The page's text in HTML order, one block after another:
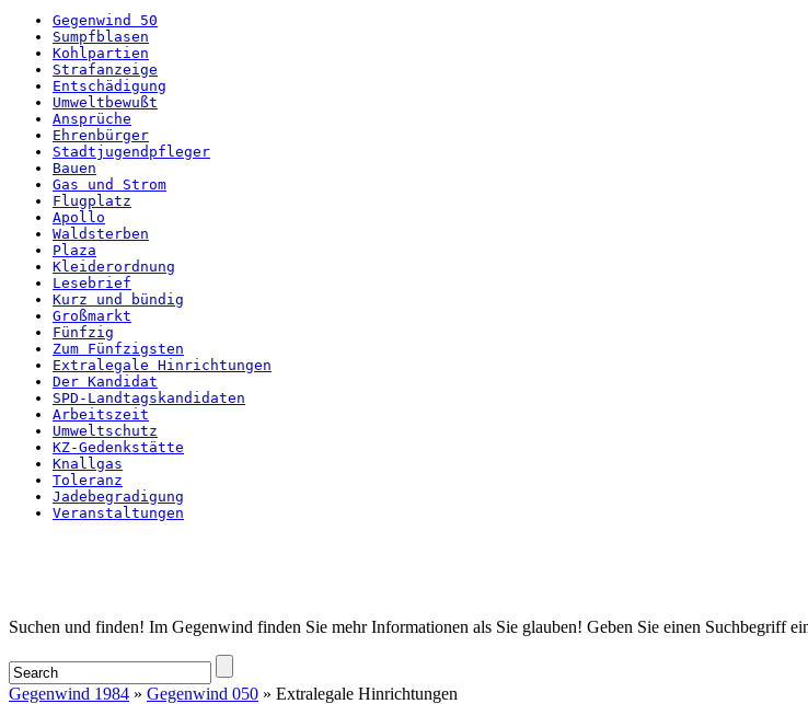
Gegenwind 50
Sumpfblasen
Kohlpartien
Strafanzeige
Entschädigung
Umweltbewußt
Ansprüche
Ehrenbürger
Stadtjugendpfleger
Bauen
Gas und Strom
Flugplatz
Apollo
Waldsterben
Plaza
Kleiderordnung
Lesebrief
Kurz und bündig
Großmarkt
Fünfzig
Zum Fünfzigsten
Extralegale Hinrichtungen
Der Kandidat
SPD-Landtagskandidaten
Arbeitszeit
Umweltschutz
KZ-Gedenkstätte
Knallgas
Toleranz
Jadebegradigung
Veranstaltungen
Startseite
Suchen und finden! Im Gegenwind finden Sie mehr Informationen als Sie glauben! Geben Sie einen Suchbegriff
Gegenwind 1984 » Gegenwind 050 » Extralegale Hinrichtungen